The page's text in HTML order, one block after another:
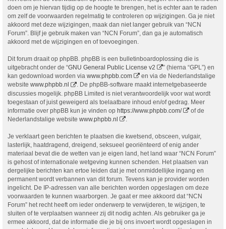
doen om je hiervan tijdig op de hoogte te brengen, het is echter aan te raden
om zelf de voorwaarden regelmatig te controleren op wijzigingen. Ga je niet
akkoord met deze wijzigingen, maak dan niet langer gebruik van “NCN
Forum”. Blijf je gebruik maken van “NCN Forum”, dan ga je automatisch
akkoord met de wijzigingen en of toevoegingen.
Dit forum draait op phpBB. phpBB is een bulletinboardoplossing die is
uitgebracht onder de “GNU General Public License v2
” (hierna “GPL”) en
kan gedownload worden via www.phpbb.com
en via de Nederlandstalige
website www.phpbb.nl
. De phpBB-software maakt internetgebaseerde
discussies mogelijk. phpBB Limited is niet verantwoordelijk voor wat wordt
toegestaan of juist geweigerd als toelaatbare inhoud en/of gedrag. Meer
informatie over phpBB kun je vinden op https://www.phpbb.com/
of de
Nederlandstalige website www.phpbb.nl .
Je verklaart geen berichten te plaatsen die kwetsend, obsceen, vulgair,
lasterlijk, haatdragend, dreigend, seksueel georiënteerd of enig ander
materiaal bevat die de wetten van je eigen land, het land waar “NCN Forum”
is gehost of internationale wetgeving kunnen schenden. Het plaatsen van
dergelijke berichten kan ertoe leiden dat je met onmiddellijke ingang en
permanent wordt verbannen van dit forum. Tevens kan je provider worden
ingelicht. De IP-adressen van alle berichten worden opgeslagen om deze
voorwaarden te kunnen waarborgen. Je gaat er mee akkoord dat “NCN
Forum” het recht heeft om ieder onderwerp te verwijderen, te wijzigen, te
sluiten of te verplaatsen wanneer zij dit nodig achten. Als gebruiker ga je
ermee akkoord, dat de informatie die je bij ons invoert wordt opgeslagen in